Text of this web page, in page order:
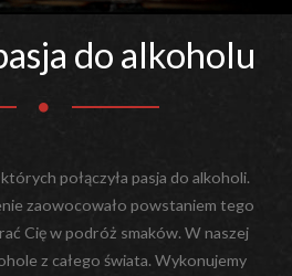
do alkoholu
połączyła pasja do alkoholi.
zaowocowało powstaniem tego
Cię w podróż smaków. W naszej
z całego świata. Wykonujemy